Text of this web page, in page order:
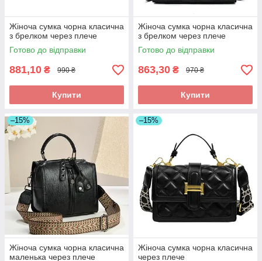
Жіноча сумка чорна класична
з брелком через плече
Готово до відправки
881,10 ₴ 990 ₴
Купити
Жіноча сумка чорна класична
з брелком через плече
Готово до відправки
863,30 ₴ 970 ₴
Купити
–15%
Жіноча сумка чорна класична
маленька через плече
–15%
Жіноча сумка чорна класична
через плече